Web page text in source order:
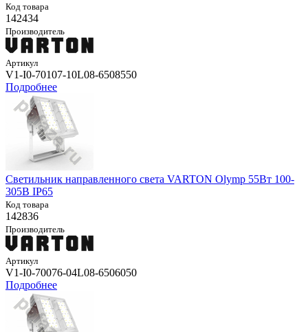
Код товара
142434
Производитель
Артикул
V1-I0-70107-10L08-6508550
Подробнее
Светильник направленного света VARTON Olymp 55Вт 100-
305В IP65
Код товара
142836
Производитель
Артикул
V1-I0-70076-04L08-6506050
Подробнее